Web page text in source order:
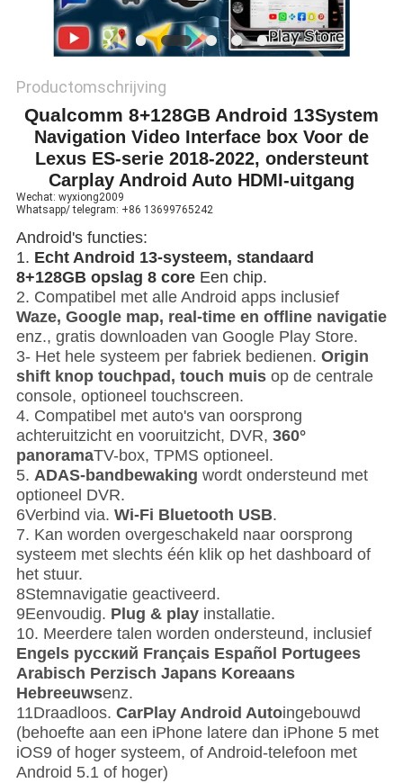
Productomschrijving
Qualcomm 8+128GB Android 13System
Navigation Video Interface box Voor de
Lexus ES-serie 2018-2022, ondersteunt
Carplay Android Auto HDMI-uitgang
Wechat: wyxiong2009
Whatsapp/ telegram: +86 13699765242
Android's functies:
1. Echt Android 13-systeem, standaard
8+128GB opslag 8 core Een chip.
2. Compatibel met alle Android apps inclusief
Waze, Google map, real-time en offline navigatie
enz., gratis downloaden van Google Play Store.
3- Het hele systeem per fabriek bedienen. Origin
shift knop touchpad, touch muis op de centrale
console, optioneel touchscreen.
4. Compatibel met auto's van oorsprong
achteruitzicht en vooruitzicht, DVR, 360°
panoramaTV-box, TPMS optioneel.
5. ADAS-bandbewaking wordt ondersteund met
optioneel DVR.
6Verbind via. Wi-Fi Bluetooth USB.
7. Kan worden overgeschakeld naar oorsprong
systeem met slechts één klik op het dashboard of
het stuur.
8Stemnavigatie geactiveerd.
9Eenvoudig. Plug & play installatie.
10. Meerdere talen worden ondersteund, inclusief
Engels русский Français Español Portugees
Arabisch Perzisch Japans Koreaans
Hebreeuwsenz.
11Draadloos. CarPlay Android Autoingebouwd
(behoefte aan een iPhone latere dan iPhone 5 met
iOS9 of hoger systeem, of Android-telefoon met
Android 5.1 of hoger)